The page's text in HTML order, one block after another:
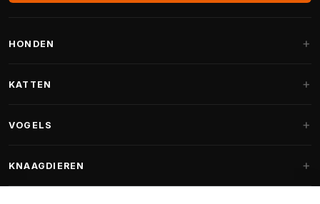
HONDEN
Fantail hondenmanden
KATTEN
Krabpalen voor Maine Coon
VOGELS
Vogelvoer binnenvogels
KNAAGDIEREN